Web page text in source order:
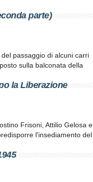
parte)
passaggio di alcuni carri
sulla balconata della
la Liberazione
Frisoni, Attilio Gelosa e
l'insediamento del